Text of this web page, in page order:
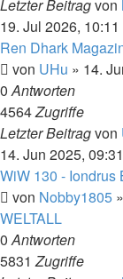
Letzter Beitragvon
19. Jul 2026, 10:11
Ren Dhark
von UHu » 14.
0Antworten
4564Zugriffe
Letzter Beitragvon
14. Jun 2025, 09:31
WiW 130 - Iondrus
von Nobby1805
WELTALL
0Antworten
5831Zugriffe